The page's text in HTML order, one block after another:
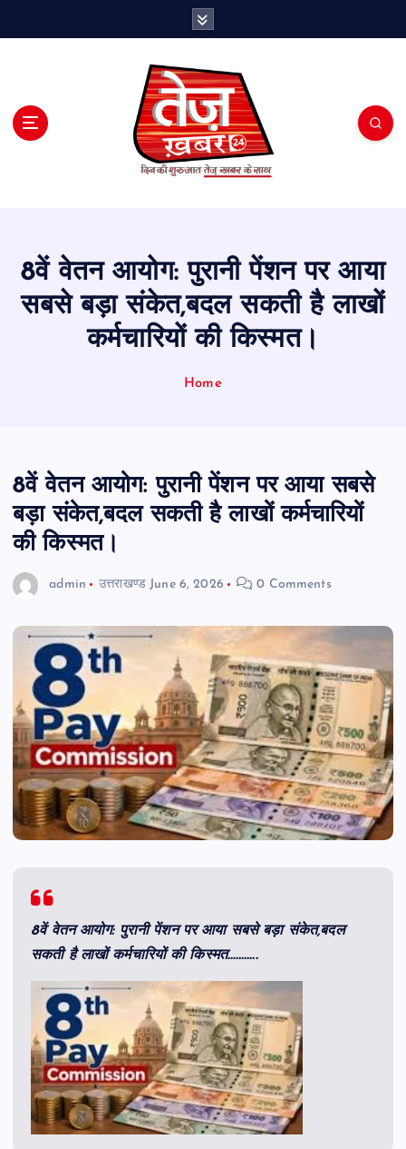
8वें वेतन आयोग: पुरानी पेंशन पर आया
सबसे बड़ा संकेत,बदल सकती है लाखों
कर्मचारियों की किस्मत।
Home
8वें वेतन आयोग: पुरानी पेंशन पर आया सबसे
बड़ा संकेत,बदल सकती है लाखों कर्मचारियों
की किस्मत।
admin उत्तराखण्ड June 6, 2026 0 Comments
8वें वेतन आयोग: पुरानी पेंशन पर आया सबसे बड़ा संकेत,बदल
सकती है लाखों कर्मचारियों की किस्मत………..